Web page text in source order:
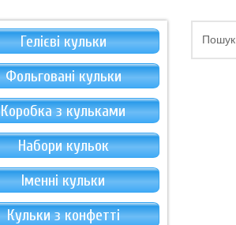
Гелієві кульки
Фольговані кульки
Коробка з кульками
Набори кульок
Іменні кульки
Кульки з конфетті